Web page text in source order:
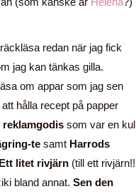
redan när jag fick
jag kan tänkas gilla.
om appar som jag sen
hålla recept på papper
reklamgodis som var en kul
te samt Harrods
Ett litet rivjärn (till ett rivjärn!!
bland annat. Sen den